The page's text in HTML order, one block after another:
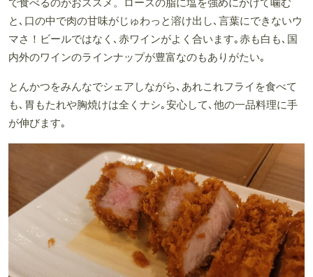
で食べるのがおススメ。ロースの脂に塩を強めにかけて噛む
と､口の中で肉の甘味がじゅわっと溶け出し､言葉にできないウ
マさ！ビールではなく､赤ワインがよく合います｡赤も白も､国
内外のワインのラインナップが豊富なのもありがたい｡
とんかつをみんなでシェアしながら､あれこれフライを食べて
も､胃もたれや胸焼けは全くナシ｡安心して､他の一品料理に手
が伸びます｡